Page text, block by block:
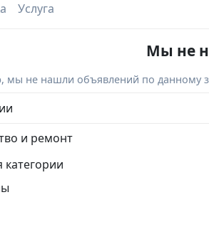
Услуга
Мы не
мы не нашли объявлений по данному
и ремонт
категории